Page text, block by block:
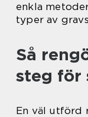
enkla
typer av
Så
steg för
En väl utförd